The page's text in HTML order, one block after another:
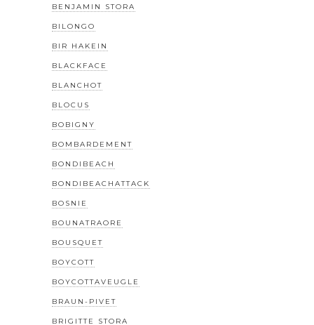
BENJAMIN STORA
BILONGO
BIR HAKEIN
BLACKFACE
BLANCHOT
BLOCUS
BOBIGNY
BOMBARDEMENT
BONDIBEACH
BONDIBEACHATTACK
BOSNIE
BOUNATRAORE
BOUSQUET
BOYCOTT
BOYCOTTAVEUGLE
BRAUN-PIVET
BRIGITTE STORA